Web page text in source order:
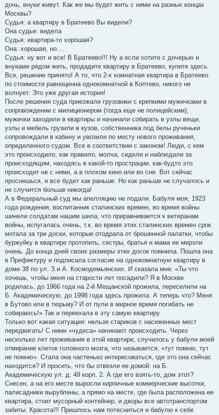
дочь, внуки живут. Как же мы будет жить с ними на разных концах
Москвы?
Судья: а квартиру в Братеево Вы видели?
Она судье: видела
Судья: квартира-то хорошая?
Она: хорошая, но….
Судья: ну вот и все! В Братеево!!! Ну а если хотите с дочерью и
внуками рядом жить, продадите квартиру в Братеево, купите здесь.
Все, решение принято! А то, что 2-х комнатная квартира в Братеево
по стоимости равноценна однокомнатной в Коптево, никого не
волнует. Это уже другая история!
После решения суда приезжали грузовики с крепкими мужичками в
сопровождении с милиционером (тогда еще не полицейским),
мужички заходили в квартиры и начинали собирать в узлы вещи,
узлы и мебель грузили в кузов, собственника под белы рученьки
сопровождали в кабину и увозили по месту нового проживания,
определенного судом. Все в соответствии с законом! Люди, с кем
это происходило, как правило, молча, сидели и наблюдали за
происходящим, находясь в какой-то прострации, как-будто это
происходит не с ними, а в плохом кино или во сне. Вот сейчас
проснешься, и все будет как раньше. Но как раньше не случалось и
не случится больше никогда!
А в Федеральный суд мы апелляцию не подали. Бабуля моя, 1923
года рождения, воспитанник сталинских времен, во время войны
шинели солдатам нашим шила, что приравнивается к ветеранам
войны, испугалась очень, т.к. во время этих сталинских времен срок
мотала за три доски, которые отодрала от брошенной палатки, чтобы
буржуйку в квартире протопить, сестры, братья и мама ее мерзли
очень. До конца дней своих размеры этих досок помнила. Пошла она
в Префектуру и подписала согласие на однокомнатную квартиру в
доме 38 по ул. З.и А. Космодемьянских. И сказала мне: «Ты что
хочешь, чтобы меня на старости лет посадили? Я в Москве
родилась, до 1966 года на 2-й Мещанской прожила, переселили на
Б. Академическую, до 1998 года здесь прожила. А теперь что? Меня
в Бутово или в тюрьму? И от пули в мирное время погибать не
собираюсь!» Так и переехала в эту самую квартиру.
Только вот какая ситуация: нельзя стариков с насиженных мест
передвигать! С ними «чудеса» начинают происходить. Через
несколько лет проживания в этой квартире, случилось у бабули моей
отмирание клеток головного мозга, что называется, «тут помню, тут
не помню». Стала она частенько интересоваться, где это она сейчас
находится? И просить, что бы отвезли ее домой: на Б.
Академическую ул. д. 49 корп. 2. А где его взять-то, дом этот?
Снесен, а на его месте выросли кирпичные коммерческие высотки,
палисадники вырублены, а прямо на месте, где была расположена ее
квартира, стоит мусорный контейнер, и дворы все автотранспортом
забиты. Красота!!! Пришлось нам потесниться и бабулю к себе